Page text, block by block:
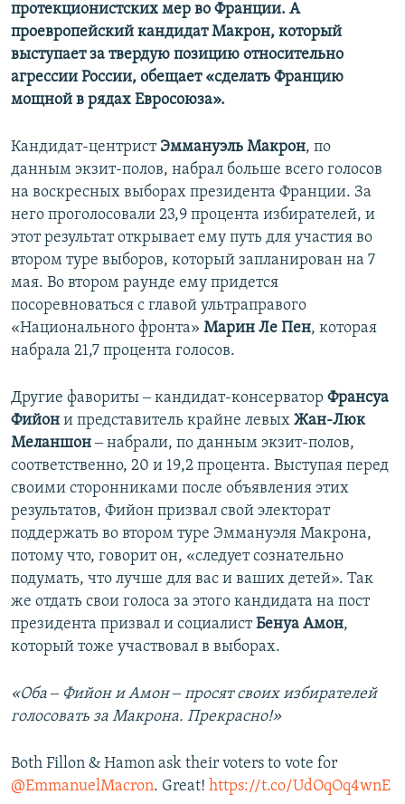
протекционистских мер во Франции. А
проевропейский кандидат Макрон, который
выступает за твердую позицию относительно
агрессии России, обещает «сделать Францию
мощной в рядах Евросоюза».
Кандидат-центрист Эммануэль Макрон, по
данным экзит-полов, набрал больше всего голосов
на воскресных выборах президента Франции. За
него проголосовали 23,9 процента избирателей, и
этот результат открывает ему путь для участия во
втором туре выборов, который запланирован на 7
мая. Во втором раунде ему придется
посоревноваться с главой ультраправого
«Национального фронта» Марин Ле Пен, которая
набрала 21,7 процента голосов.
Другие фавориты ‒ кандидат-консерватор Франсуа
Фийон и представитель крайне левых Жан-Люк
Меланшон‒ набрали, по данным экзит-полов,
соответственно, 20 и 19,2 процента. Выступая перед
своими сторонниками после объявления этих
результатов, Фийон призвал свой электорат
поддержать во втором туре Эммануэля Макрона,
потому что, говорит он, «следует сознательно
подумать, что лучше для вас и ваших детей». Так
же отдать свои голоса за этого кандидата на пост
президента призвал и социалистБенуа Амон,
который тоже участвовал в выборах.
«Оба ‒ Фийон и Амон ‒ просят своих избирателей
голосовать за Макрона. Прекрасно!»
Both Fillon & Hamon ask their voters to vote for
@EmmanuelMacron. Great! https://t.co/UdOqOq4wnE